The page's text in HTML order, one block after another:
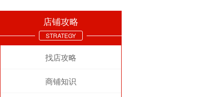
店铺攻略
STRATEGY
找店攻略
商铺知识